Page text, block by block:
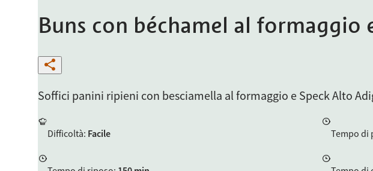
Buns con béchamel al formaggio
Soffici panini ripieni con besciamella al formaggio e Speck Alto
Difficoltà: Facile Tempo di